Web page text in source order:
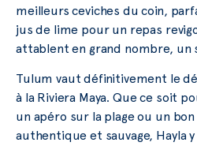
meilleurs ceviches du coin,
jus de lime pour un repas
attablent en grand nombre, un
Tulum vaut définitivement le
à la Riviera Maya. Que ce soit
un apéro sur la plage ou un
authentique et sauvage, Hayla